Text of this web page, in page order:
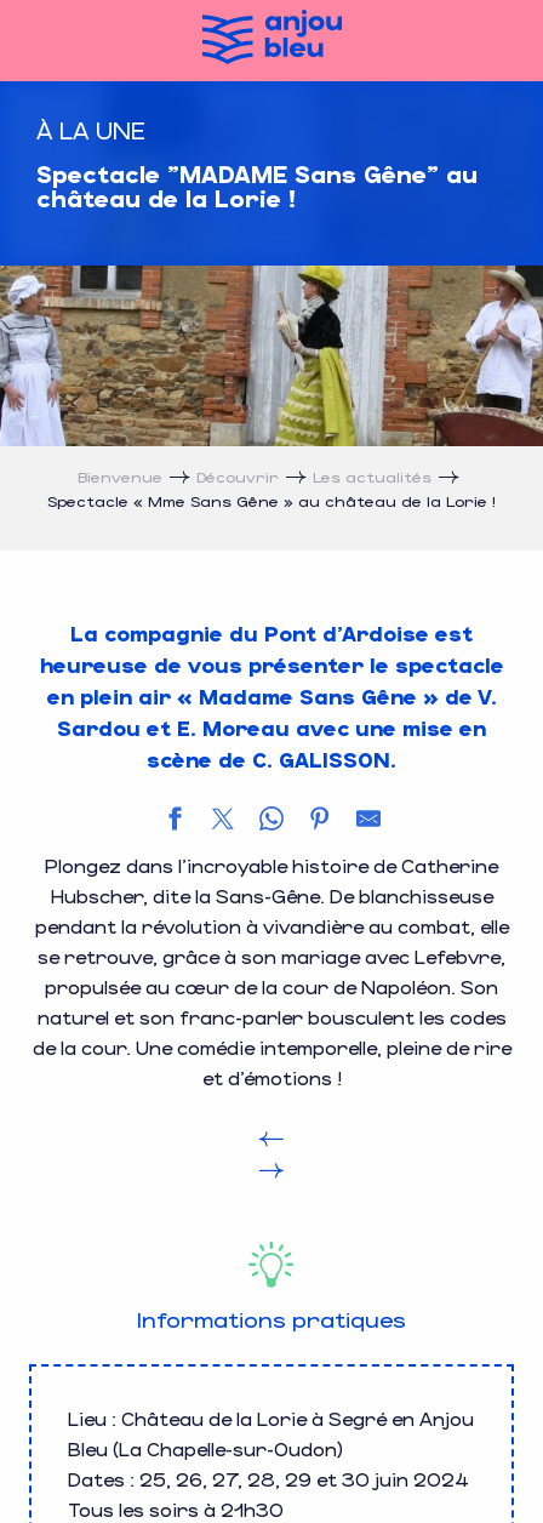
À LA UNE
Spectacle "MADAME Sans Gêne" au
château de la Lorie !
Bienvenue Découvrir
Les actualités
Spectacle « Mme Sans Gêne » au château de la Lorie !
La compagnie du Pont d’Ardoise est
heureuse de vous présenter le spectacle
en plein air « Madame Sans Gêne » de V.
Sardou et E. Moreau avec une mise en
scène de C. GALISSON.
Plongez dans l’incroyable histoire de Catherine
Hubscher, dite la Sans-Gêne. De blanchisseuse
pendant la révolution à vivandière au combat, elle
se retrouve, grâce à son mariage avec Lefebvre,
propulsée au cœur de la cour de Napoléon. Son
naturel et son franc-parler bousculent les codes
de la cour. Une comédie intemporelle, pleine de rire
et d’émotions !
Informations pratiques
Lieu : Château de la Lorie à Segré en Anjou
Bleu (La Chapelle-sur-Oudon)
Dates : 25, 26, 27, 28, 29 et 30 juin 2024
Tous les soirs à 21h30